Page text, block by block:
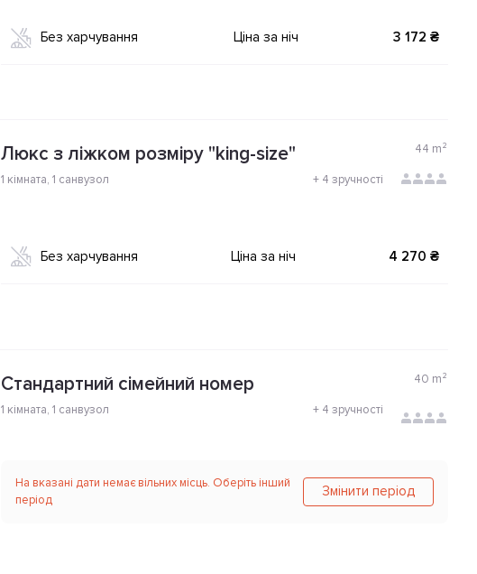
Без харчування Ціна за ніч 3 172 ₴
Люкс з ліжком розміру "king-size" 44 m²
1 кімната, 1 санвузол + 4 зручності
Без харчування Ціна за ніч 4 270 ₴
Стандартний сімейний номер 40 m²
1 кімната, 1 санвузол + 4 зручності
На вказані дати немає вільних місць. Оберіть інший
період
Змінити період